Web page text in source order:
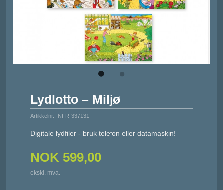
Lydlotto – Miljø
Artikkelnr.: NFR-337131
Digitale lydfiler - bruk telefon eller datamaskin!
NOK 599,00
ekskl. mva.